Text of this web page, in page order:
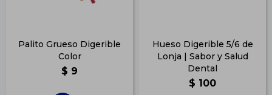
Palito Grueso Digerible
Color
$ 9
Hueso Digerible 5/6 de
Lonja | Sabor y Salud
Dental
$ 100